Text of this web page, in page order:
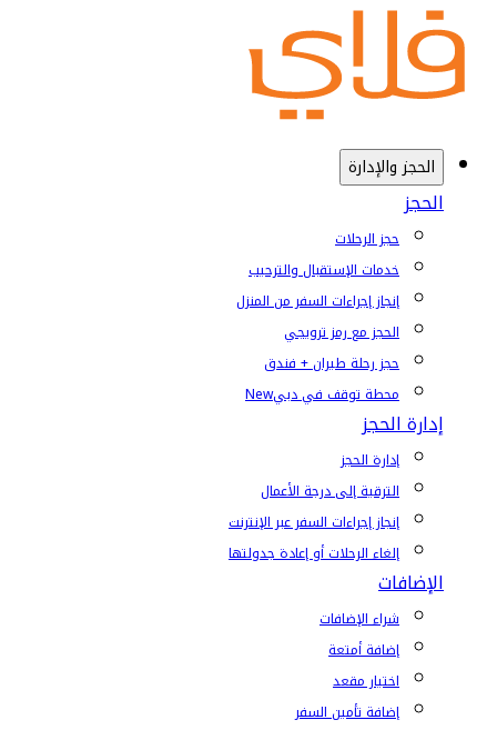
الحجز والإدارة
الحجز
حجز الرحلات
خدمات الإستقبال والترحيب
إنجاز إجراءات السفر من المنزل
الحجز مع رمز ترويجي
حجز رحلة طيران + فندق
محطة توقف في دبيNew
إدارة الحجز
إدارة الحجز
الترقية إلى درجة الأعمال
إنجاز إجراءات السفر عبر الإنترنت
إلغاء الرحلات أو إعادة جدولتها
الإضافات
شراء الإضافات
إضافة أمتعة
اختيار مقعد
إضافة تأمين السفر